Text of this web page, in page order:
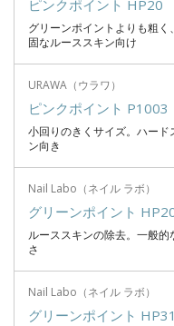
ピンクポイント HP20
グリーンポイントよりも粗く
固なルーススキン向け
URAWA（ウラワ）
ピンクポイント P1003
小回りのきくサイズ。ハード
ン向き
Nail Labo（ネイル ラボ）
グリーンポイント
ルーススキンの除去。一般的
さ
Nail Labo（ネイル ラボ）
グリーンポイント HP31